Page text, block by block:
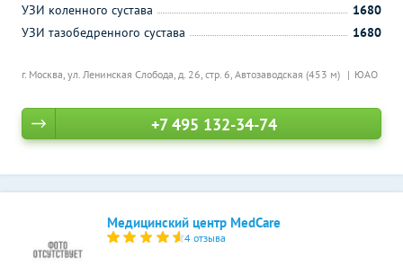
г. Москва, ул. Ленинская Слобода, д. 26, стр. 6, Автозаводская (453 м) ЮАО
УЗИ коленного сустава
1680
УЗИ тазобедренного сустава
1680
+7 495 132-34-74
Медицинский центр MedCare
4 отзыва